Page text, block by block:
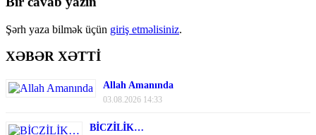
Şərh yaza bilmək üçün giriş etməlisiniz.
XƏBƏR XƏTTİ
Allah Amanında
03.08.2026 14:33
BİCZİLİK…